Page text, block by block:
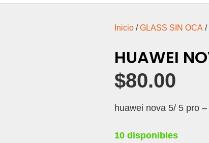
Inicio/GLASS SIN OCA /
HUAWEI
$80.00
huawei nova 5/ 5 pro
10 disponibles